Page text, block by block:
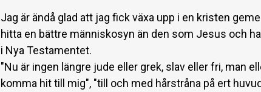
Jag är ändå glad att jag fick växa upp i en kristen
hitta en bättre människosyn än den som Jesus och
i Nya Testamentet.
"Nu är ingen längre jude eller grek, slav eller fri, man
komma hit till mig", "till och med hårstråna på ert